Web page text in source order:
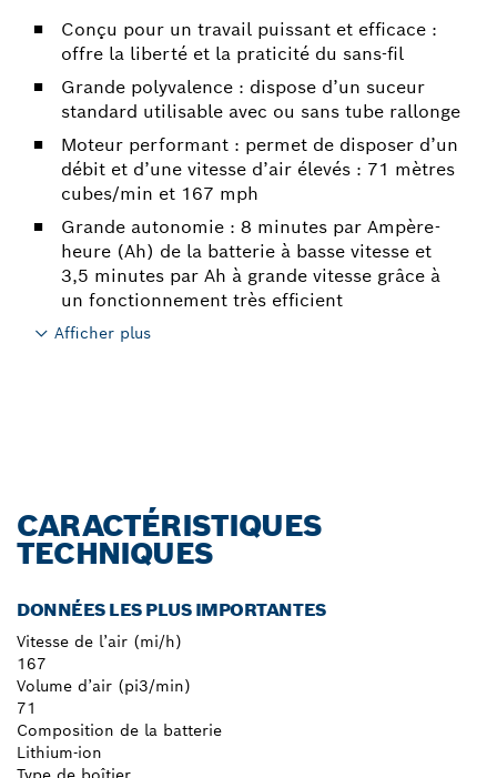
Conçu pour un travail puissant et efficace :
offre la liberté et la praticité du sans-fil
Grande polyvalence : dispose d’un suceur
standard utilisable avec ou sans tube rallonge
Moteur performant : permet de disposer d’un
débit et d’une vitesse d’air élevés : 71 mètres
cubes/min et 167 mph
Grande autonomie : 8 minutes par Ampère-
heure (Ah) de la batterie à basse vitesse et
3,5 minutes par Ah à grande vitesse grâce à
un fonctionnement très efficient
Afficher plus
CARACTÉRISTIQUES
TECHNIQUES
DONNÉES LES PLUS IMPORTANTES
Vitesse de l’air (mi/h)
167
Volume d’air (pi3/min)
71
Composition de la batterie
Lithium-ion